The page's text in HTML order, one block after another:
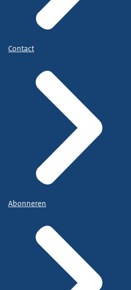
Contact
Abonneren